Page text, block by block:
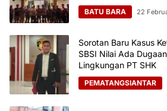
BATU BARA 22
Sorotan Baru Kasus
SBSI Nilai Ada
Lingkungan PT SHK
PEMATANGSIANTAR